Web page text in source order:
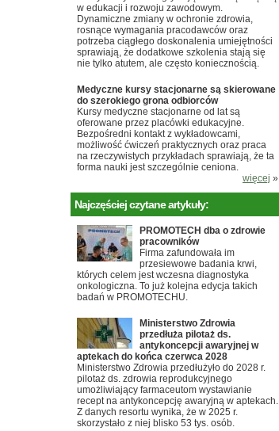
w edukacji i rozwoju zawodowym.
Dynamiczne zmiany w ochronie zdrowia,
rosnące wymagania pracodawców oraz
potrzeba ciągłego doskonalenia umiejętności
sprawiają, że dodatkowe szkolenia stają się
nie tylko atutem, ale często koniecznością.
Medyczne kursy stacjonarne są skierowane
do szerokiego grona odbiorców
Kursy medyczne stacjonarne od lat są
oferowane przez placówki edukacyjne.
Bezpośredni kontakt z wykładowcami,
możliwość ćwiczeń praktycznych oraz praca
na rzeczywistych przykładach sprawiają, że ta
forma nauki jest szczególnie ceniona.
więcej »
Najczęściej czytane artykuły:
PROMOTECH dba o zdrowie
pracowników
Firma zafundowała im
przesiewowe badania krwi,
których celem jest wczesna diagnostyka
onkologiczna. To już kolejna edycja takich
badań w PROMOTECHU.
Ministerstwo Zdrowia
przedłuża pilotaż ds.
antykoncepcji awaryjnej w
aptekach do końca czerwca 2028
Ministerstwo Zdrowia przedłużyło do 2028 r.
pilotaż ds. zdrowia reprodukcyjnego
umożliwiający farmaceutom wystawianie
recept na antykoncepcję awaryjną w aptekach.
Z danych resortu wynika, że w 2025 r.
skorzystało z niej blisko 53 tys. osób.